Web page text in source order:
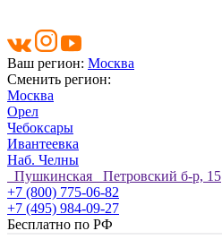
Ваш регион: Москва
Сменить регион:
Москва
Орел
Чебоксары
Ивантеевка
Наб. Челны
Пушкинская Петровский б-р, 15
+7 (800) 775-06-82
+7 (495) 984-09-27
Бесплатно по РФ